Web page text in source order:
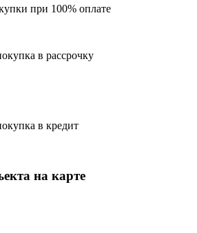
при 100% оплате
в рассрочку
в кредит
на карте